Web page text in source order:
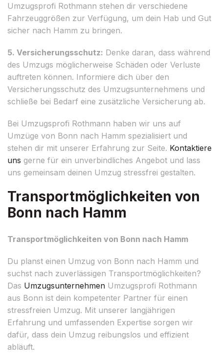
Umzugsprofi Rothmann stehen dir verschiedene
Fahrzeuggrößen zur Verfügung, um dein Hab und Gut
sicher nach Hamm zu bringen.
5. Versicherungsschutz: Denke daran, dass während
des Umzugs möglicherweise Schäden oder Verluste
auftreten können. Informiere dich über den
Versicherungsschutz des Umzugsunternehmens und
schließe bei Bedarf eine zusätzliche Versicherung ab.
Bei Umzugsprofi Rothmann haben wir uns auf
Umzüge von Bonn nach Hamm spezialisiert und
stehen dir mit unserer Erfahrung zur Seite. Kontaktiere
uns gerne für ein unverbindliches Angebot und lass
uns gemeinsam deinen Umzug stressfrei gestalten.
Transportmöglichkeiten von
Bonn nach Hamm
Transportmöglichkeiten von Bonn nach Hamm
Du planst einen Umzug von Bonn nach Hamm und
suchst nach zuverlässigen Transportmöglichkeiten?
Das Umzugsunternehmen Umzugsprofi Rothmann
aus Bonn ist dein kompetenter Partner für einen
stressfreien Umzug. Mit unserer langjährigen
Erfahrung und umfassenden Expertise sorgen wir
dafür, dass dein Umzug reibungslos und effizient
abläuft.